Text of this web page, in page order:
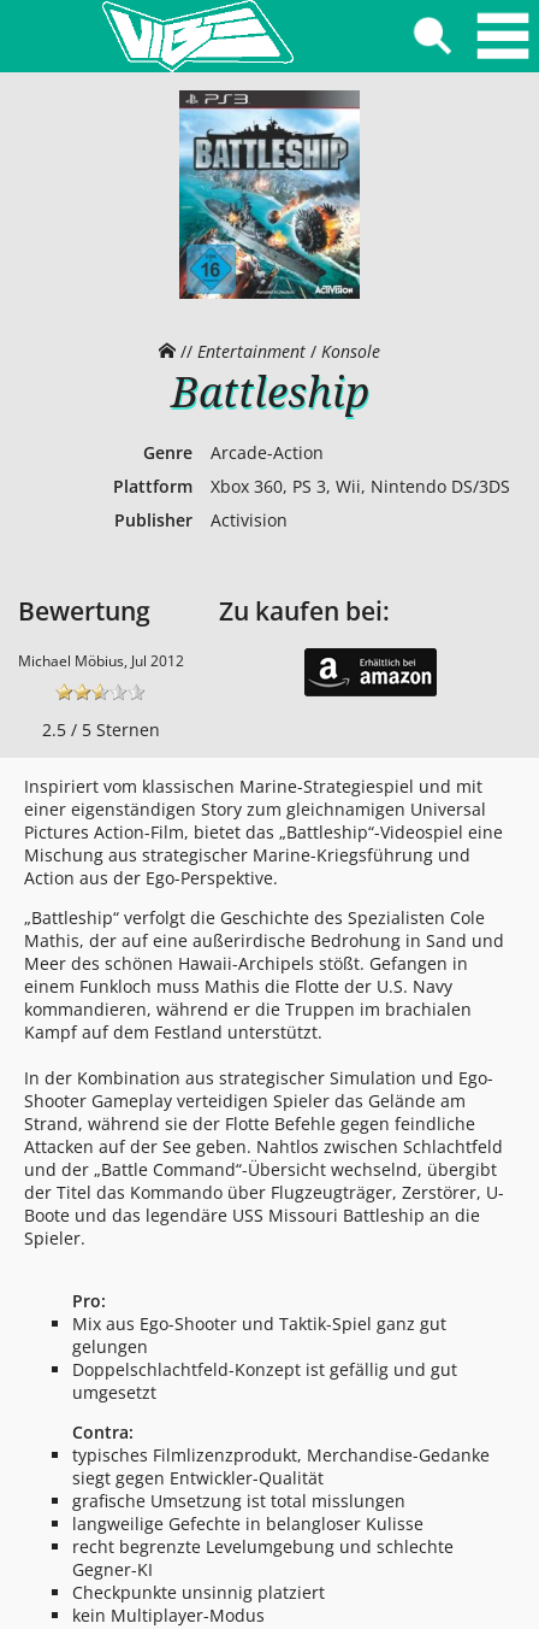
// Entertainment / Konsole
Battleship
Genre
Arcade-Action
Plattform
Xbox 360, PS 3, Wii, Nintendo DS/3DS
Publisher
Activision
Bewertung
Michael Möbius, Jul 2012
2.5 / 5 Sternen
Zu kaufen bei:
Inspiriert vom klassischen Marine-Strategiespiel und mit
einer eigenständigen Story zum gleichnamigen Universal
Pictures Action-Film, bietet das „Battleship“-Videospiel eine
Mischung aus strategischer Marine-Kriegsführung und
Action aus der Ego-Perspektive.
„Battleship“ verfolgt die Geschichte des Spezialisten Cole
Mathis, der auf eine außerirdische Bedrohung in Sand und
Meer des schönen Hawaii-Archipels stößt. Gefangen in
einem Funkloch muss Mathis die Flotte der U.S. Navy
kommandieren, während er die Truppen im brachialen
Kampf auf dem Festland unterstützt.
In der Kombination aus strategischer Simulation und Ego-
Shooter Gameplay verteidigen Spieler das Gelände am
Strand, während sie der Flotte Befehle gegen feindliche
Attacken auf der See geben. Nahtlos zwischen Schlachtfeld
und der „Battle Command“-Übersicht wechselnd, übergibt
der Titel das Kommando über Flugzeugträger, Zerstörer, U-
Boote und das legendäre USS Missouri Battleship an die
Spieler.
Pro:
Mix aus Ego-Shooter und Taktik-Spiel ganz gut
gelungen
Doppelschlachtfeld-Konzept ist gefällig und gut
umgesetzt
Contra:
typisches Filmlizenzprodukt, Merchandise-Gedanke
siegt gegen Entwickler-Qualität
grafische Umsetzung ist total misslungen
langweilige Gefechte in belangloser Kulisse
recht begrenzte Levelumgebung und schlechte
Gegner-KI
Checkpunkte unsinnig platziert
kein Multiplayer-Modus